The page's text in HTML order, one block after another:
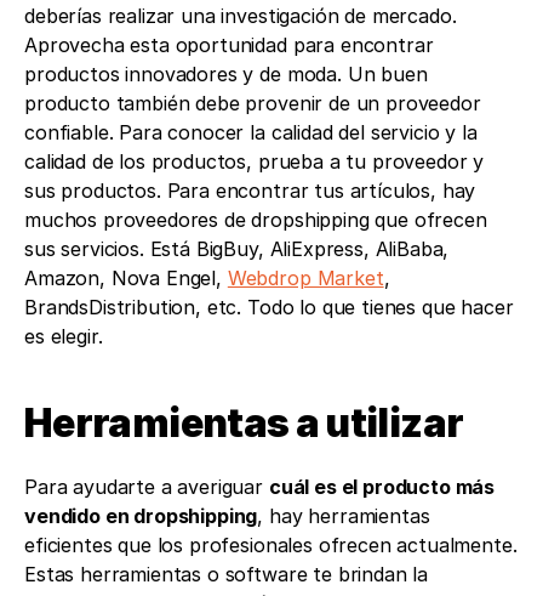
deberías realizar una investigación de mercado.
Aprovecha esta oportunidad para encontrar
productos innovadores y de moda. Un buen
producto también debe provenir de un proveedor
confiable. Para conocer la calidad del servicio y la
calidad de los productos, prueba a tu proveedor y
sus productos. Para encontrar tus artículos, hay
muchos proveedores de dropshipping que ofrecen
sus servicios. Está BigBuy, AliExpress, AliBaba,
Amazon, Nova Engel, Webdrop Market,
BrandsDistribution, etc. Todo lo que tienes que hacer
es elegir.
Herramientas a utilizar
Para ayudarte a averiguar cuál es el producto más
vendido en dropshipping, hay herramientas
eficientes que los profesionales ofrecen actualmente.
Estas herramientas o software te brindan la